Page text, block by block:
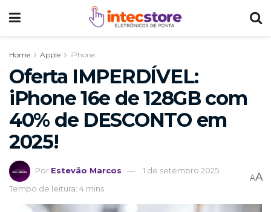
Home Apple iPhone
Oferta IMPERDÍVEL:
iPhone 16e de 128GB com
40% de DESCONTO em
2025!
Por Estevão Marcos
1 de setembro 2025
Tempo de leitura: 4 mins
AA